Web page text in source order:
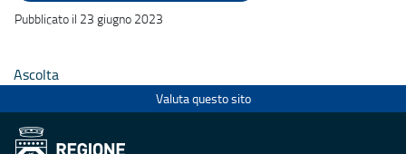
Pubblicato il 23 giugno 2023
Ascolta
Valuta questo sito